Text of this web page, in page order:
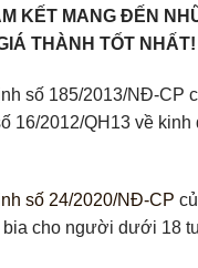
KẾT MANG ĐẾN
THÀNH TỐT NHẤT!
số 185/2013/NĐ-CP
16/2012/QH13 về
số 24/2020/NĐ-CP
cho người dưới 18